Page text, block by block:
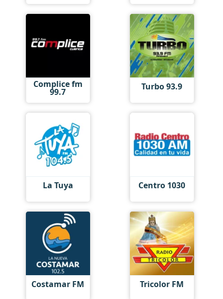
Complice fm
99.7 Turbo 93.9
La Tuya Centro 1030
Costamar FM Tricolor FM